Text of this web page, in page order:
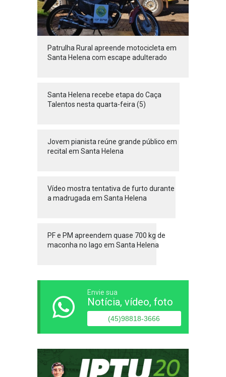
Patrulha Rural apreende motocicleta em
Santa Helena com escape adulterado
Santa Helena recebe etapa do Caça
Talentos nesta quarta-feira (5)
Jovem pianista reúne grande público em
recital em Santa Helena
Vídeo mostra tentativa de furto durante
a madrugada em Santa Helena
PF e PM apreendem quase 700 kg de
maconha no lago em Santa Helena
Envie sua
Notícia, vídeo, foto
(45)98818-3666